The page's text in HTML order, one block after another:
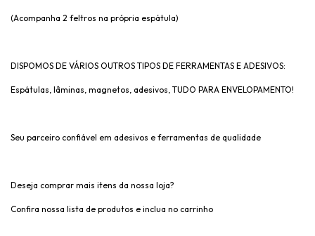
(Acompanha 2 feltros na própria espátula)
DISPOMOS DE VÁRIOS OUTROS TIPOS DE FERRAMENTAS E ADESIVOS:
Espátulas, lâminas, magnetos, adesivos, TUDO PARA ENVELOPAMENTO!
Seu parceiro confiável em adesivos e ferramentas de qualidade
Deseja comprar mais itens da nossa loja?
Confira nossa lista de produtos e inclua no carrinho